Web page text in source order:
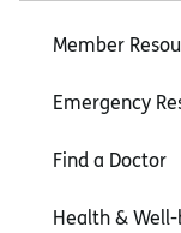
Member
Emergency
Find a Doctor
Health &